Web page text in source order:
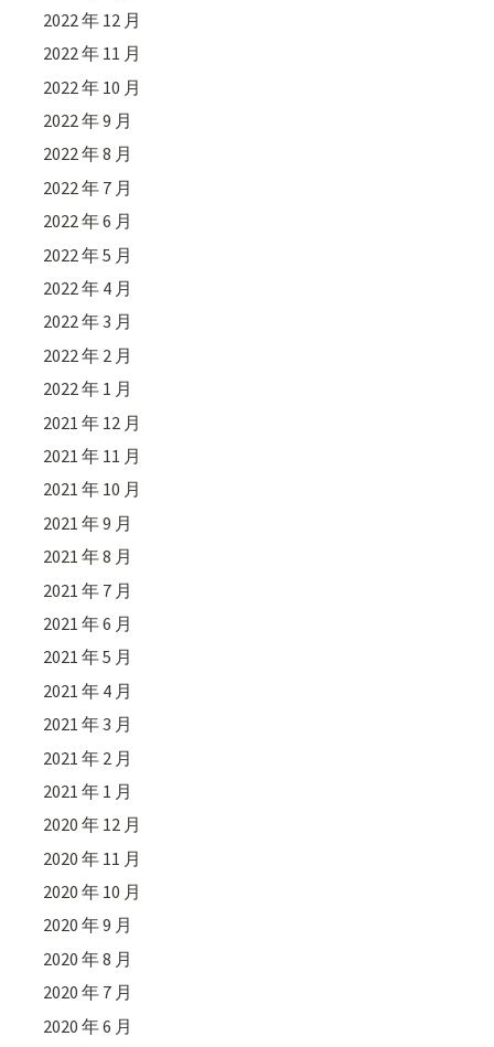
2022 年 12 月
2022 年 11 月
2022 年 10 月
2022 年 9 月
2022 年 8 月
2022 年 7 月
2022 年 6 月
2022 年 5 月
2022 年 4 月
2022 年 3 月
2022 年 2 月
2022 年 1 月
2021 年 12 月
2021 年 11 月
2021 年 10 月
2021 年 9 月
2021 年 8 月
2021 年 7 月
2021 年 6 月
2021 年 5 月
2021 年 4 月
2021 年 3 月
2021 年 2 月
2021 年 1 月
2020 年 12 月
2020 年 11 月
2020 年 10 月
2020 年 9 月
2020 年 8 月
2020 年 7 月
2020 年 6 月